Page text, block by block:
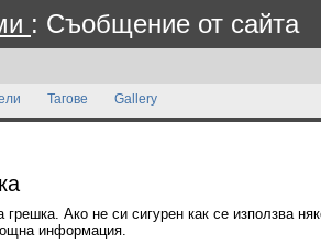
: Съобщение от сайта
Тагове Gallery
грешка. Ако не си сигурен как се използва
информация.